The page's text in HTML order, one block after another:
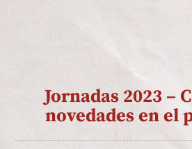
Jornadas 2023 –
novedades en el